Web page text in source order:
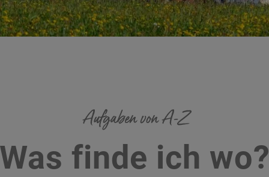
Aufgaben von A-Z
Was finde ich